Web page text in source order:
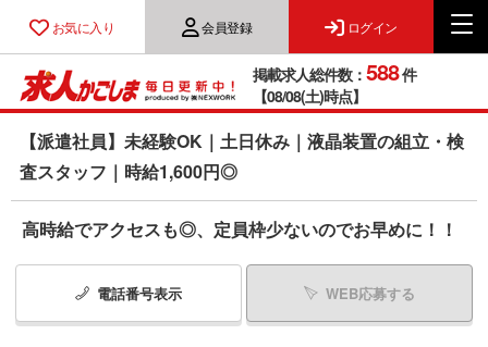
お気に入り 会員登録 ログイン
掲載求人総件数： 588件
【08/08(土)時点】
【派遣社員】未経験OK｜土日休み｜液晶装置の組立・検
査スタッフ｜時給1,600円◎
高時給でアクセスも◎、定員枠少ないのでお早めに！！
電話番号表示 WEB応募する